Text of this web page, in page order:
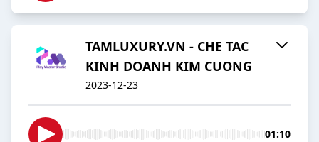
TAMLUXURY.VN - CHE TAC
KINH DOANH KIM CUONG
2023-12-23
01:10